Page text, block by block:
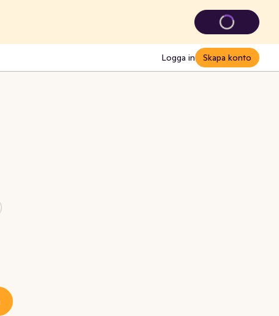
Logga in Skapa konto